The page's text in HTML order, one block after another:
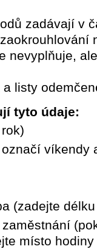
zadávají v
nevyplňuje,
listy
tyto údaje:
víkendy
(zadejte
místo